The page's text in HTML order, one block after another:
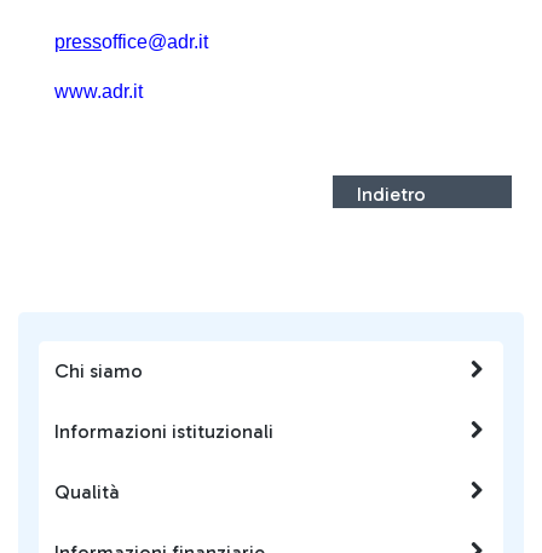
Chi siamo
Informazioni istituzionali
Qualità
pressoffice@adr.it
www.adr.it
Indietro